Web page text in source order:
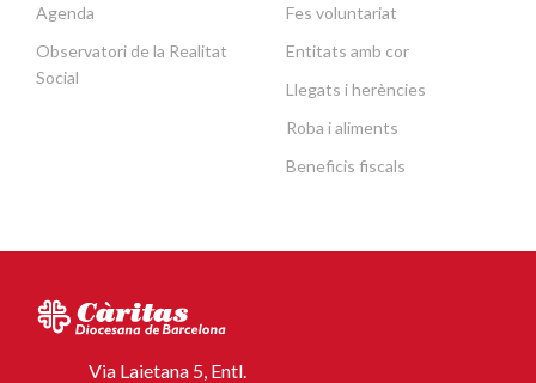
Agenda
Observatori de la Realitat
Social
Fes voluntariat
Entitats amb cor
Llegats i herències
Roba i aliments
Beneficis fiscals
Via Laietana 5, Entl.